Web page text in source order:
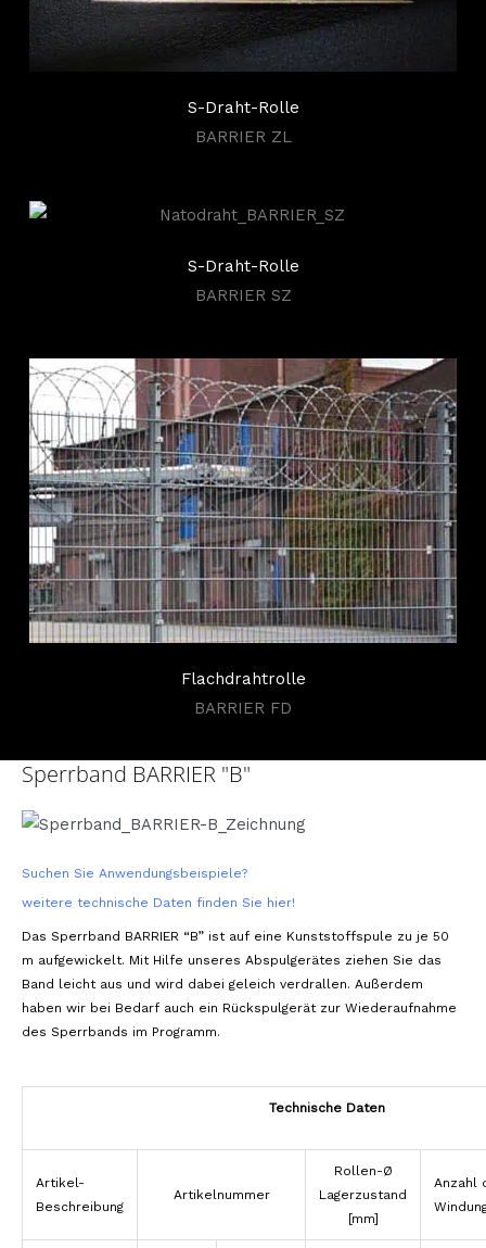
S-Draht-Rolle
BARRIER ZL
S-Draht-Rolle
BARRIER SZ
Flachdrahtrolle
BARRIER FD
Sperrband BARRIER "B"
Suchen Sie Anwendungsbeispiele?
weitere technische Daten finden Sie hier!
Das Sperrband BARRIER “B” ist auf eine Kunststoffspule zu je 50
m aufgewickelt. Mit Hilfe unseres Abspulgerätes ziehen Sie das
Band leicht aus und wird dabei geleich verdrallen. Außerdem
haben wir bei Bedarf auch ein Rückspulgerät zur Wiederaufnahme
des Sperrbands im Programm.
Technische Daten
Artikel-
Beschreibung
Artikelnummer
Rollen-Ø
Lagerzustand
[mm]
Anzahl